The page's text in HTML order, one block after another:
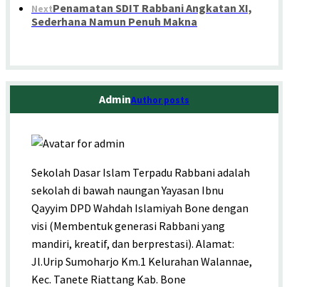
NextPenamatan SDIT Rabbani Angkatan XI,
Sederhana Namun Penuh Makna
AdminAuthor posts
Sekolah Dasar Islam Terpadu Rabbani adalah
sekolah di bawah naungan Yayasan Ibnu
Qayyim DPD Wahdah Islamiyah Bone dengan
visi (Membentuk generasi Rabbani yang
mandiri, kreatif, dan berprestasi). Alamat:
Jl.Urip Sumoharjo Km.1 Kelurahan Walannae,
Kec. Tanete Riattang Kab. Bone